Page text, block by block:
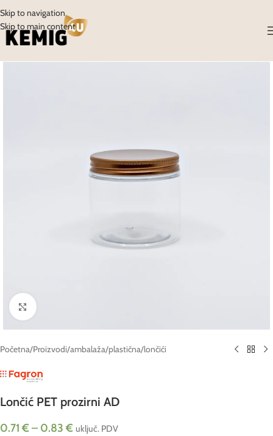
Skip to navigation
Skip to main content
Click to enlarge
Početna/Proizvodi/ambalaža/plastična/lončići
Lončić PET prozirni AD
0.71 € – 0.83 € uključ. PDV